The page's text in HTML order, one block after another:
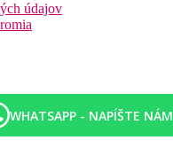
údajov
WHATSAPP - NAPÍŠTE NÁM